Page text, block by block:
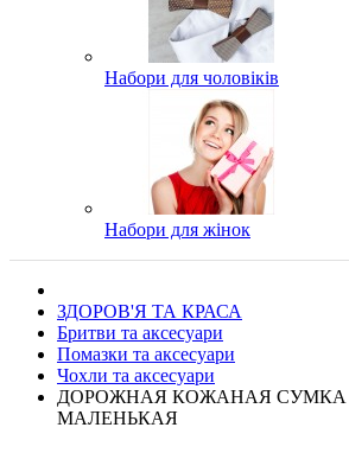
Набори для чоловіків
Набори для жінок
ЗДОРОВ'Я ТА КРАСА
Бритви та аксесуари
Помазки та аксесуари
Чохли та аксесуари
ДОРОЖНАЯ КОЖАНАЯ СУМКА
МАЛЕНЬКАЯ